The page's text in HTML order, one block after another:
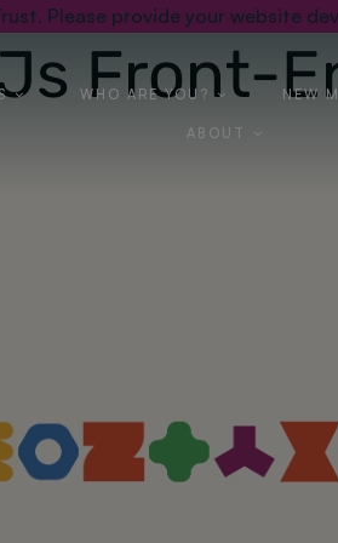
Please provide your website
WHO ARE YOU? NEW
ABOUT
Front-